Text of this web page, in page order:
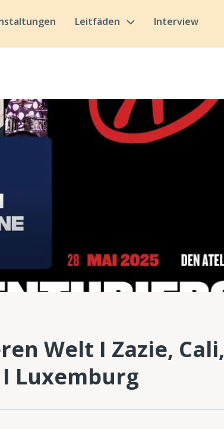
Leitfäden Interview
Welt I Zazie, Cali,
Luxemburg